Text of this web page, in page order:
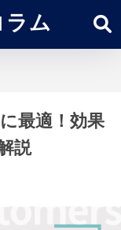
ラム
最適！効果
説